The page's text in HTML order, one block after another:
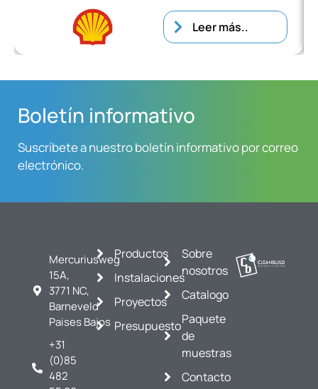
Leer más..
Boletín informativo
Suscríbete a nuestro boletín informativo por correo
electrónico.
Mercuriusweg
15A,
3771 NC,
Barneveld
Paises Bajos
+31
(0)85
482
Productos
Instalaciones
Proyectos
Presupuesto
Sobre
nosotros
Catalogo
Paquete
de
muestras
Contacto